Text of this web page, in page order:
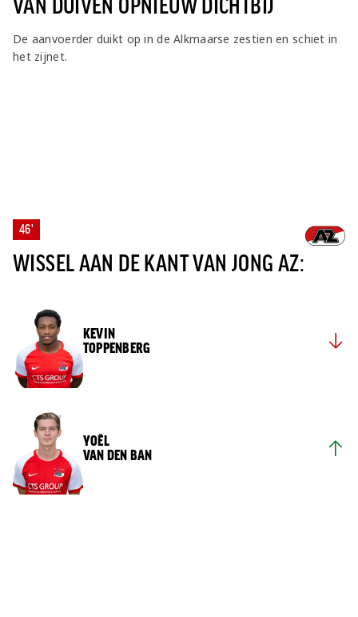
VAN DUIVEN OPNIEUW DICHTBIJ
De aanvoerder duikt op in de Alkmaarse zestien en schiet in
het zijnet.
46'
WISSEL AAN DE KANT VAN JONG AZ:
KEVIN
TOPPENBERG
YOËL
VAN DEN BAN